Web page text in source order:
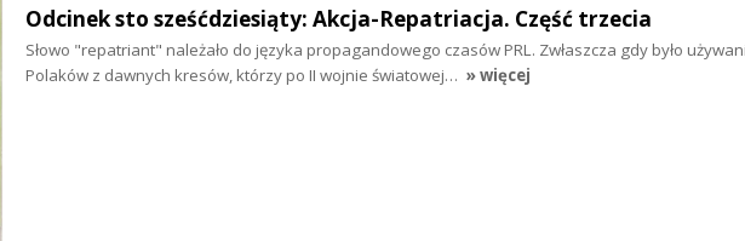
Odcinek sto sześćdziesiąty: Akcja-Repatriacja. Część trzecia
Słowo "repatriant" należało do języka propagandowego czasów PRL. Zwłaszcza gdy było
Polaków z dawnych kresów, którzy po II wojnie światowej… » więcej